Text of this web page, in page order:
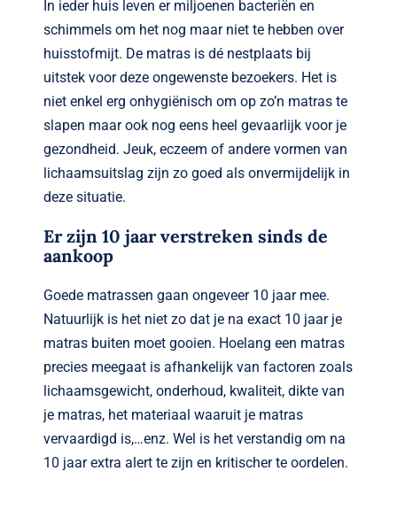
In ieder huis leven er miljoenen bacteriën en
schimmels om het nog maar niet te hebben over
huisstofmijt. De matras is dé nestplaats bij
uitstek voor deze ongewenste bezoekers. Het is
niet enkel erg onhygiënisch om op zo’n matras te
slapen maar ook nog eens heel gevaarlijk voor je
gezondheid. Jeuk, eczeem of andere vormen van
lichaamsuitslag zijn zo goed als onvermijdelijk in
deze situatie.
Er zijn 10 jaar verstreken sinds de
aankoop
Goede matrassen gaan ongeveer 10 jaar mee.
Natuurlijk is het niet zo dat je na exact 10 jaar je
matras buiten moet gooien. Hoelang een matras
precies meegaat is afhankelijk van factoren zoals
lichaamsgewicht, onderhoud, kwaliteit, dikte van
je matras, het materiaal waaruit je matras
vervaardigd is,…enz. Wel is het verstandig om na
10 jaar extra alert te zijn en kritischer te oordelen.